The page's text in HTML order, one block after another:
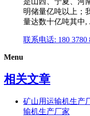
明储量亿吨以上；
量达数十亿吨其中, .
联系电话: 180 3780
Menu
相关文章
矿山用运输机生产
输机生产厂家